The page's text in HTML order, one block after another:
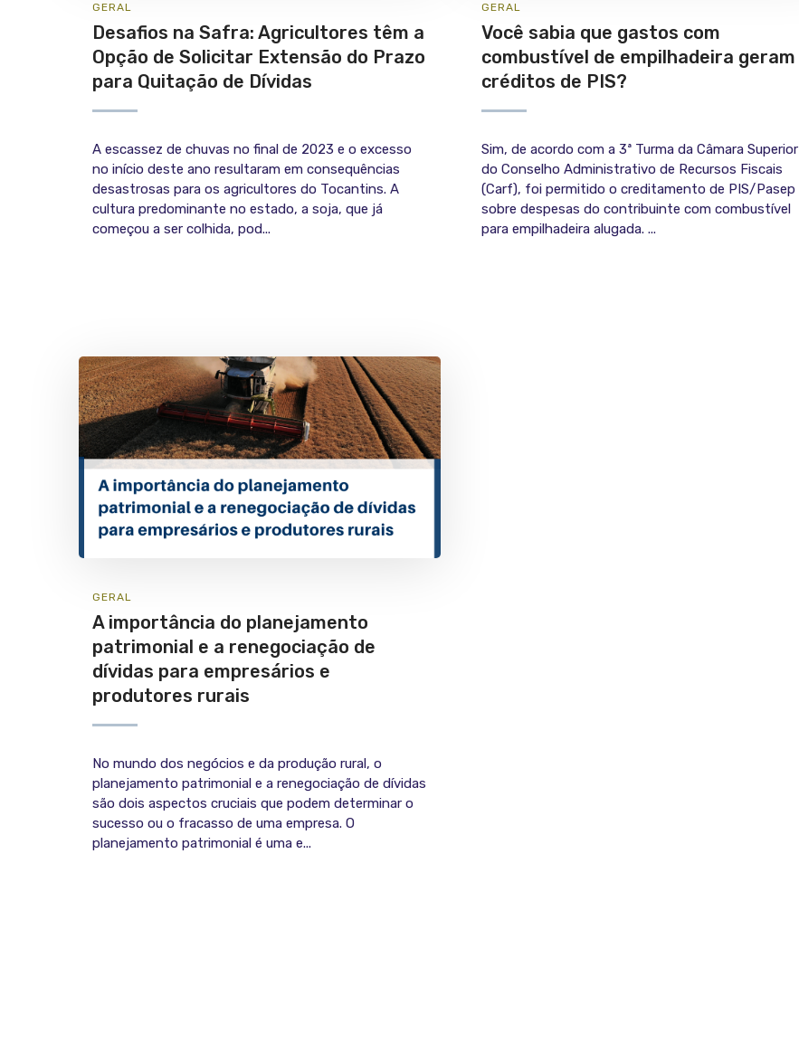
GERAL
Desafios na Safra: Agricultores têm a
Opção de Solicitar Extensão do Prazo
para Quitação de Dívidas
A escassez de chuvas no final de 2023 e o excesso
no início deste ano resultaram em consequências
desastrosas para os agricultores do Tocantins. A
cultura predominante no estado, a soja, que já
começou a ser colhida, pod...
GERAL
Você sabia que gastos com
combustível de empilhadeira geram
créditos de PIS?
Sim, de acordo com a 3ª Turma da Câmara Superior
do Conselho Administrativo de Recursos Fiscais
(Carf), foi permitido o creditamento de PIS/Pasep
sobre despesas do contribuinte com combustível
para empilhadeira alugada. ...
GERAL
A importância do planejamento
patrimonial e a renegociação de
dívidas para empresários e
produtores rurais
No mundo dos negócios e da produção rural, o
planejamento patrimonial e a renegociação de dívidas
são dois aspectos cruciais que podem determinar o
sucesso ou o fracasso de uma empresa. O
planejamento patrimonial é uma e...